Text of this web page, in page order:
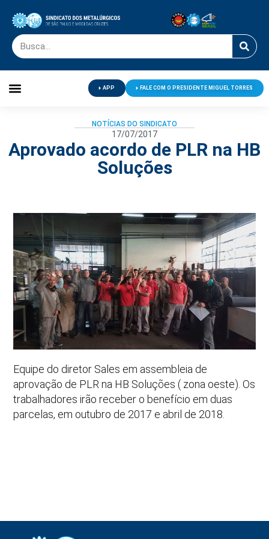
APP FALE COM O PRESIDENTE MIGUEL TORRES
NOTÍCIAS DO SINDICATO
17/07/2017
Aprovado acordo de PLR na HB
Soluções
Equipe do diretor Sales em assembleia de
aprovação de PLR na HB Soluções ( zona oeste). Os
trabalhadores irão receber o benefício em duas
parcelas, em outubro de 2017 e abril de 2018.